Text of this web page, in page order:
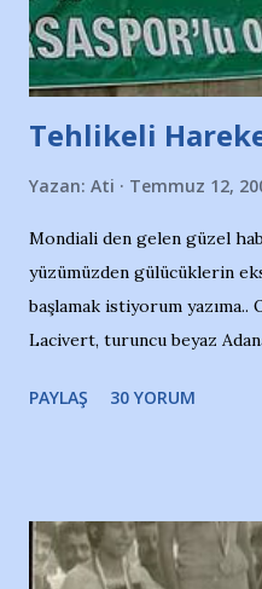
Tehlikeli
Yazan: Ati Temmuz 12,
Mondiali den gelen güzel
yüzümüzden gülücüklerin
başlamak istiyorum yazıma..
Lacivert, turuncu beyaz
irkildim.. "Bursasporlu
ve ürünlerini Bursa
protesto eylemiyle
PAYLAŞ 30 YORUM